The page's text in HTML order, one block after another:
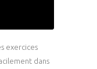
exercices
dans